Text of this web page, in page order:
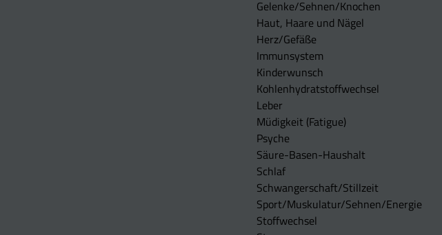
Gelenke/Sehnen/Knochen
Haut, Haare und Nägel
Herz/Gefäße
Immunsystem
Kinderwunsch
Kohlenhydratstoffwechsel
Leber
Müdigkeit (Fatigue)
Psyche
Säure-Basen-Haushalt
Schlaf
Schwangerschaft/Stillzeit
Sport/Muskulatur/Sehnen/Energie
Stoffwechsel